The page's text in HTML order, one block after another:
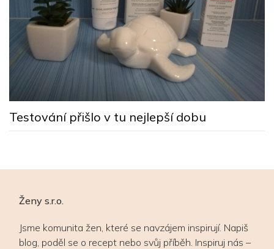
Testování přišlo v tu nejlepší dobu
Ženy s.r.o.
Jsme komunita žen, které se navzájem inspirují. Napiš
blog, poděl se o recept nebo svůj příběh. Inspiruj nás –